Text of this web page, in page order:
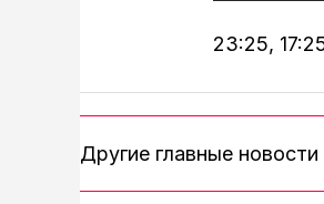
23:25,
Другие главные